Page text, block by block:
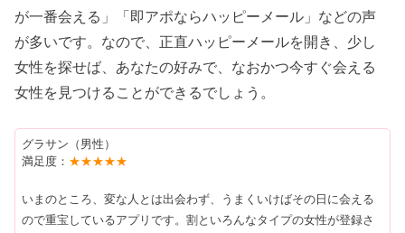
が一番会える」「即アポならハッピーメール」などの声
が多いです。なので、正直ハッピーメールを開き、少し
女性を探せば、あなたの好みで、なおかつ今すぐ会える
女性を見つけることができるでしょう。
グラサン（男性）
満足度： ★★★★★
いまのところ、変な人とは出会わず、うまくいけばその日に会える
ので重宝しているアプリです。割といろんなタイプの女性が登録さ